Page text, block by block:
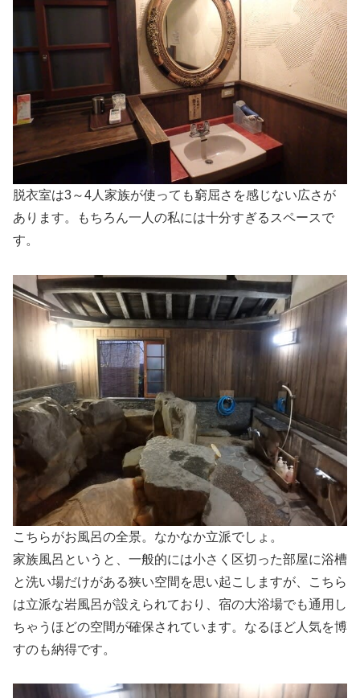
脱衣室は3～4人家族が使っても窮屈さを感じない広さが
あります。もちろん一人の私には十分すぎるスペースで
す。
こちらがお風呂の全景。なかなか立派でしょ。
家族風呂というと、一般的には小さく区切った部屋に浴槽
と洗い場だけがある狭い空間を思い起こしますが、こちら
は立派な岩風呂が設えられており、宿の大浴場でも通用し
ちゃうほどの空間が確保されています。なるほど人気を博
すのも納得です。